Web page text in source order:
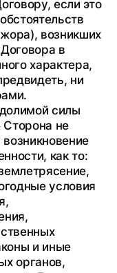
если это
возникших
в
характера,
ни
силы
Сторона не
как то:
условия
и иные
органов,